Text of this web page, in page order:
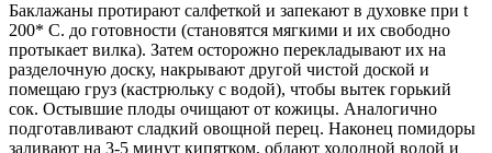
Баклажаны протирают салфеткой и запекают в духовке при t
200* C. до готовности (становятся мягкими и их свободно
протыкает вилка). Затем осторожно перекладывают их на
разделочную доску, накрывают другой чистой доской и
помещаю груз (кастрюльку с водой), чтобы вытек горький
сок. Остывшие плоды очищают от кожицы. Аналогично
подготавливают сладкий овощной перец. Наконец помидоры
заливают на 3-5 минут кипятком, обдают холодной водой и